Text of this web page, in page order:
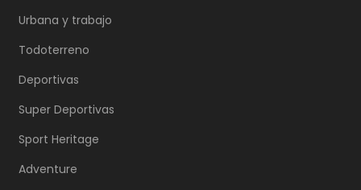
Urbana y trabajo
Todoterreno
Deportivas
Super Deportivas
Sport Heritage
Adventure